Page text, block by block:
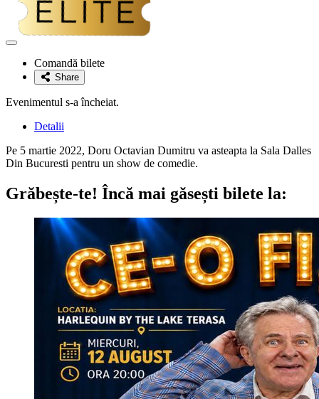
Adaugă
favoriteComandă bilete
Share
Evenimentul s-a încheiat.
Detalii
Pe 5 martie 2022, Doru Octavian Dumitru va asteapta la Sala Dalles
Din Bucuresti pentru un show de comedie.
Grăbește-te! Încă mai găsești bilete la: